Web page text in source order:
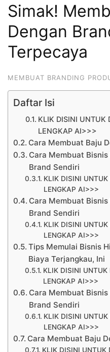
Simak!
Dengan
Terpecaya
MEMBUAT BRANDING
Daftar Isi
KLIK DISINI UNTUK
LENGKAP AI>>>
Cara Membuat Baju
Cara Membuat
Brand Sendiri
KLIK DISINI
LENGKAP AI>>>
Cara Membuat
Brand Sendiri
KLIK DISINI
LENGKAP AI>>>
Tips Memulai Bisnis
Biaya Terjangkau, Ini
KLIK DISINI
LENGKAP AI>>>
Cara Membuat
Brand Sendiri
KLIK DISINI
LENGKAP AI>>>
Cara Membuat Baju
KLIK DISINI UNTUK